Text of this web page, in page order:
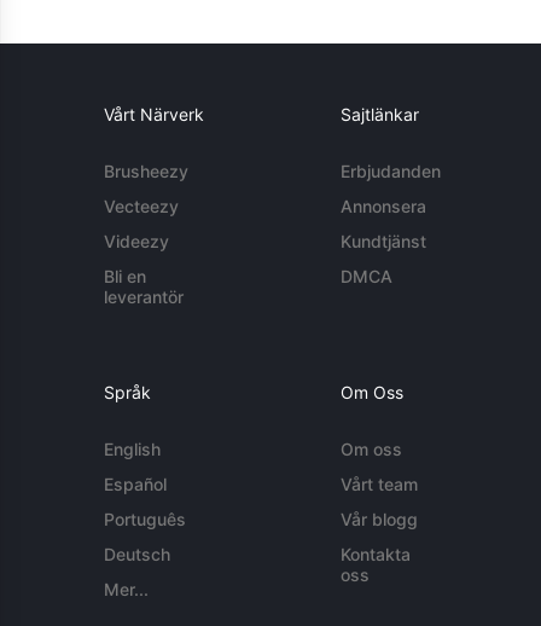
Vårt Närverk
Brusheezy
Vecteezy
Videezy
Bli en
leverantör
Sajtlänkar
Erbjudanden
Annonsera
Kundtjänst
DMCA
Språk
English
Español
Português
Deutsch
Mer...
Om Oss
Om oss
Vårt team
Vår blogg
Kontakta
oss